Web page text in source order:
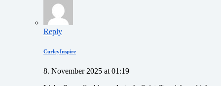
Reply
CurleyInspire
8. November 2025 at 01:19